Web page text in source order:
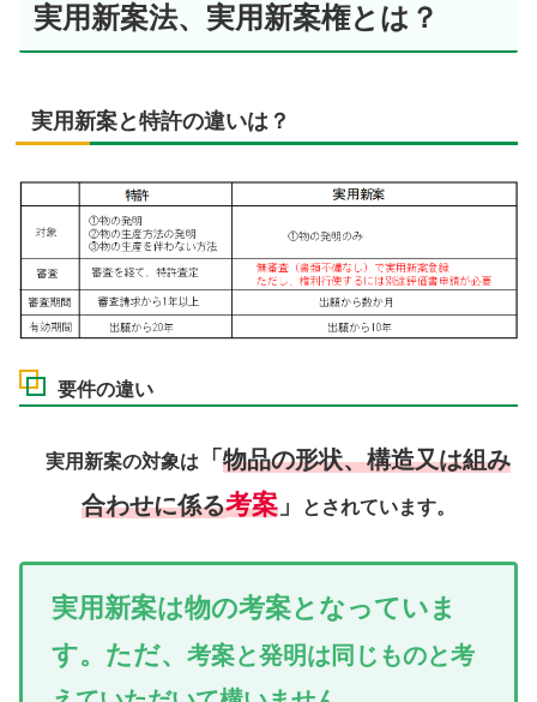
実用新案法、実用新案権とは？
実用新案と特許の違いは？
要件の違い
実用新案の対象は 「物品の形状、構造又は組み
合わせに係る考案 」 とされています。
実用新案は物の考案となっていま
す。ただ、 考案と発明は同じものと考